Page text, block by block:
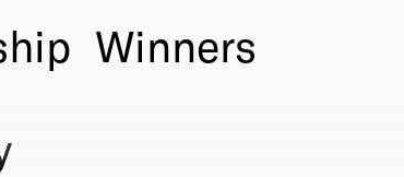
Winners